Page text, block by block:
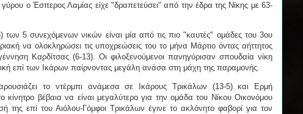
γύρου ο Έσπερος Λαμίας είχε "δραπετεύσει" από την έδρα της Νίκης με 63-
5 συνεχόμενων νικών είναι μία από τις πιο "καυτές" ομάδες του 3ου
να ολοκληρώσει τις υποχρεώσεις του το μήνα Μάρτιο όντας αήττητος
Καρδίτσας (6-13). Οι φιλοξενούμενοι πανηγύρισαν σπουδαία νίκη
επί των Ικάρων παίρνοντας μεγάλη ανάσα στη μάχη της παραμονής.
το ντέρμπι ανάμεσα σε Ικάρους Τρικάλων (13-5) και Ερμή
κίνητρο βέβαια να είναι μεγαλύτερο για την ομάδα του Νίκου Οικονόμου
της επί του Αιόλου-Γόμφοι Τρικάλων έγινε το ακλόνητο φαβορί για τον